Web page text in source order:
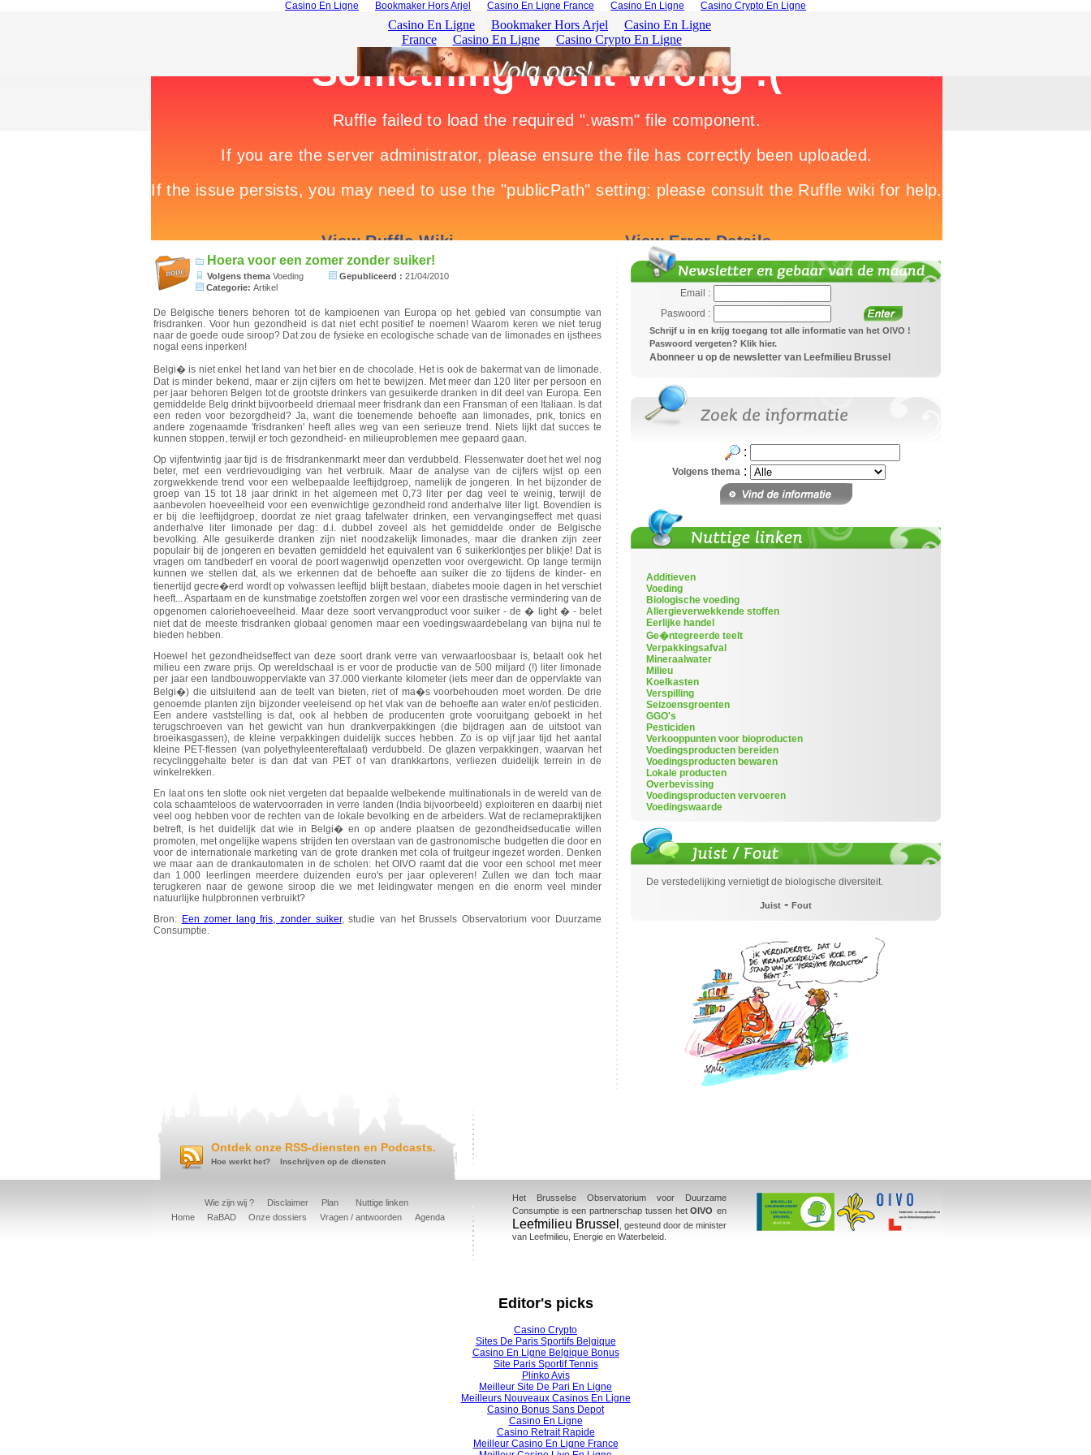
Casino En Ligne Bookmaker Hors Arjel Casino En Ligne France Casino En Ligne Casino Crypto En Ligne
Hoera voor een zomer zonder suiker!
Volgens thema Voeding Gepubliceerd : 21/04/2010
Categorie: Artikel
De Belgische tieners behoren tot de kampioenen van Europa op het gebied van consumptie van
frisdranken. Voor hun gezondheid is dat niet echt positief te noemen! Waarom keren we niet terug
naar de goede oude siroop? Dat zou de fysieke en ecologische schade van de limonades en ijsthees
nogal eens inperken!
Belgi� is niet enkel het land van het bier en de chocolade. Het is ook de bakermat van de limonade.
Dat is minder bekend, maar er zijn cijfers om het te bewijzen. Met meer dan 120 liter per persoon en
per jaar behoren Belgen tot de grootste drinkers van gesuikerde dranken in dit deel van Europa. Een
gemiddelde Belg drinkt bijvoorbeeld driemaal meer frisdrank dan een Fransman of een Italiaan. Is dat
een reden voor bezorgdheid? Ja, want die toenemende behoefte aan limonades, prik, tonics en
andere zogenaamde 'frisdranken' heeft alles weg van een serieuze trend. Niets lijkt dat succes te
kunnen stoppen, terwijl er toch gezondheid- en milieuproblemen mee gepaard gaan.
Op vijfentwintig jaar tijd is de frisdrankenmarkt meer dan verdubbeld. Flessenwater doet het wel nog
beter, met een verdrievoudiging van het verbruik. Maar de analyse van de cijfers wijst op een
zorgwekkende trend voor een welbepaalde leeftijdgroep, namelijk de jongeren. In het bijzonder de
groep van 15 tot 18 jaar drinkt in het algemeen met 0,73 liter per dag veel te weinig, terwijl de
aanbevolen hoeveelheid voor een evenwichtige gezondheid rond anderhalve liter ligt. Bovendien is
er bij die leeftijdgroep, doordat ze niet graag tafelwater drinken, een vervangingseffect met quasi
anderhalve liter limonade per dag: d.i. dubbel zoveel als het gemiddelde onder de Belgische
bevolking. Alle gesuikerde dranken zijn niet noodzakelijk limonades, maar die dranken zijn zeer
populair bij de jongeren en bevatten gemiddeld het equivalent van 6 suikerklontjes per blikje! Dat is
vragen om tandbederf en vooral de poort wagenwijd openzetten voor overgewicht. Op lange termijn
kunnen we stellen dat, als we erkennen dat de behoefte aan suiker die zo tijdens de kinder- en
tienertijd gecre�erd wordt op volwassen leeftijd blijft bestaan, diabetes mooie dagen in het verschiet
heeft... Aspartaam en de kunstmatige zoetstoffen zorgen wel voor een drastische vermindering van de
opgenomen caloriehoeveelheid. Maar deze soort vervangproduct voor suiker - de � light � - belet
niet dat de meeste frisdranken globaal genomen maar een voedingswaardebelang van bijna nul te
bieden hebben.
Hoewel het gezondheidseffect van deze soort drank verre van verwaarloosbaar is, betaalt ook het
milieu een zware prijs. Op wereldschaal is er voor de productie van de 500 miljard (!) liter limonade
per jaar een landbouwoppervlakte van 37.000 vierkante kilometer (iets meer dan de oppervlakte van
Belgi�) die uitsluitend aan de teelt van bieten, riet of ma�s voorbehouden moet worden. De drie
genoemde planten zijn bijzonder veeleisend op het vlak van de behoefte aan water en/of pesticiden.
Een andere vaststelling is dat, ook al hebben de producenten grote vooruitgang geboekt in het
terugschroeven van het gewicht van hun drankverpakkingen (die bijdragen aan de uitstoot van
broeikasgassen), de kleine verpakkingen duidelijk succes hebben. Zo is op vijf jaar tijd het aantal
kleine PET-flessen (van polyethyleentereftalaat) verdubbeld. De glazen verpakkingen, waarvan het
recyclinggehalte beter is dan dat van PET of van drankkartons, verliezen duidelijk terrein in de
winkelrekken.
En laat ons ten slotte ook niet vergeten dat bepaalde welbekende multinationals in de wereld van de
cola schaamteloos de watervoorraden in verre landen (India bijvoorbeeld) exploiteren en daarbij niet
veel oog hebben voor de rechten van de lokale bevolking en de arbeiders. Wat de reclamepraktijken
betreft, is het duidelijk dat wie in Belgi� en op andere plaatsen de gezondheidseducatie willen
promoten, met ongelijke wapens strijden ten overstaan van de gastronomische budgetten die door en
voor de internationale marketing van de grote dranken met cola of fruitgeur ingezet worden. Denken
we maar aan de drankautomaten in de scholen: het OIVO raamt dat die voor een school met meer
dan 1.000 leerlingen meerdere duizenden euro's per jaar opleveren! Zullen we dan toch maar
terugkeren naar de gewone siroop die we met leidingwater mengen en die enorm veel minder
natuurlijke hulpbronnen verbruikt?
Bron: Een zomer lang fris, zonder suiker, studie van het Brussels Observatorium voor Duurzame
Consumptie.
Email :
Paswoord :
Schrijf u in en krijg toegang tot alle informatie van het OIVO !
Paswoord vergeten? Klik hier.
Abonneer u op de newsletter van Leefmilieu Brussel
:
Volgens thema :
Additieven
Voeding
Biologische voeding
Allergieverwekkende stoffen
Eerlijke handel
Ge�ntegreerde teelt
Verpakkingsafval
Mineraalwater
Milieu
Koelkasten
Verspilling
Seizoensgroenten
GGO's
Pesticiden
Verkooppunten voor bioproducten
Voedingsproducten bereiden
Voedingsproducten bewaren
Lokale producten
Overbevissing
Voedingsproducten vervoeren
Voedingswaarde
De verstedelijking vernietigt de biologische diversiteit.
Juist - Fout
Ontdek onze RSS-diensten en Podcasts.
Hoe werkt het? Inschrijven op de diensten
Wie zijn wij ? Disclaimer Plan
Nuttige linken
Home
RaBAD Onze dossiers Vragen / antwoorden Agenda
Het Brusselse Observatorium voor Duurzame
Consumptie is een partnerschap tussen hetOIVO en
Leefmilieu Brussel
, gesteund door de minister
van Leefmilieu, Energie en Waterbeleid.
Editor's picks
Casino Crypto
Sites De Paris Sportifs Belgique
Casino En Ligne Belgique Bonus
Site Paris Sportif Tennis
Plinko Avis
Meilleur Site De Pari En Ligne
Meilleurs Nouveaux Casinos En Ligne
Casino Bonus Sans Depot
Casino En Ligne
Casino Retrait Rapide
Meilleur Casino En Ligne France